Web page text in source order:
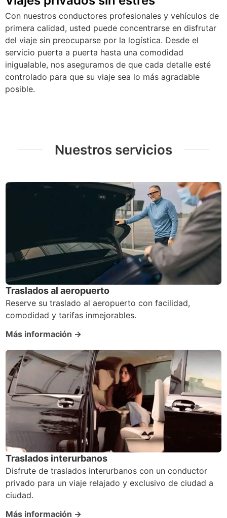
Con nuestros conductores profesionales y vehículos de
primera calidad, usted puede concentrarse en disfrutar
del viaje sin preocuparse por la logística. Desde el
servicio puerta a puerta hasta una comodidad
inigualable, nos aseguramos de que cada detalle esté
controlado para que su viaje sea lo más agradable
posible.
Nuestros servicios
Traslados al aeropuerto
Reserve su traslado al aeropuerto con facilidad,
comodidad y tarifas inmejorables.
Más información →
Traslados interurbanos
Disfrute de traslados interurbanos con un conductor
privado para un viaje relajado y exclusivo de ciudad a
ciudad.
Más información →